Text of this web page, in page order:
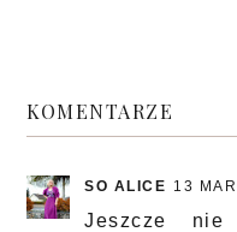
KOMENTARZE
SO ALICE 13
Jeszcze nie